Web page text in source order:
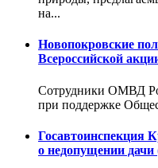
на...
Новопокровские
Всероссийской
Сотрудники ОМВД
при поддержке
Госавтоинспекция
о недопущении